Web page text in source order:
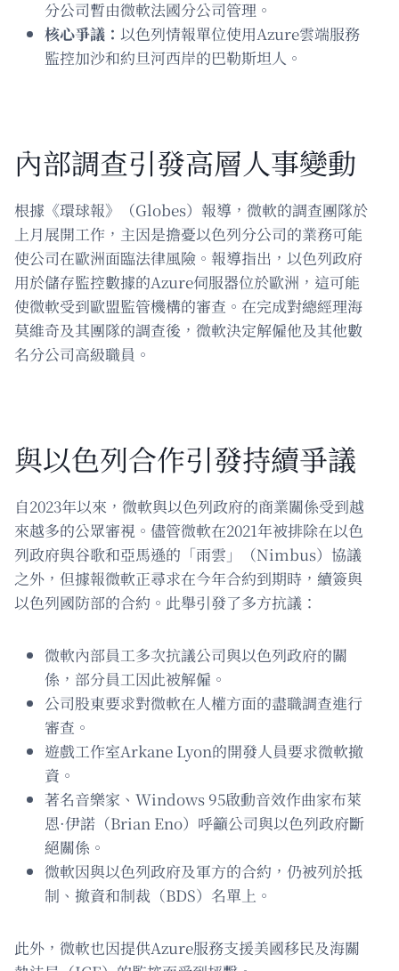
分公司暫由微軟法國分公司管理。
核心爭議： 以色列情報單位使用Azure雲端服務
監控加沙和約旦河西岸的巴勒斯坦人。
內部調查引發高層人事變動
根據《環球報》（Globes）報導，微軟的調查團隊於
上月展開工作，主因是擔憂以色列分公司的業務可能
使公司在歐洲面臨法律風險。報導指出，以色列政府
用於儲存監控數據的Azure伺服器位於歐洲，這可能
使微軟受到歐盟監管機構的審查。在完成對總經理海
莫維奇及其團隊的調查後，微軟決定解僱他及其他數
名分公司高級職員。
與以色列合作引發持續爭議
自2023年以來，微軟與以色列政府的商業關係受到越
來越多的公眾審視。儘管微軟在2021年被排除在以色
列政府與谷歌和亞馬遜的「雨雲」（Nimbus）協議
之外，但據報微軟正尋求在今年合約到期時，續簽與
以色列國防部的合約。此舉引發了多方抗議：
微軟內部員工多次抗議公司與以色列政府的關
係，部分員工因此被解僱。
公司股東要求對微軟在人權方面的盡職調查進行
審查。
遊戲工作室Arkane Lyon的開發人員要求微軟撤
資。
著名音樂家、Windows 95啟動音效作曲家布萊
恩·伊諾（Brian Eno）呼籲公司與以色列政府斷
絕關係。
微軟因與以色列政府及軍方的合約，仍被列於抵
制、撤資和制裁（BDS）名單上。
此外，微軟也因提供Azure服務支援美國移民及海關